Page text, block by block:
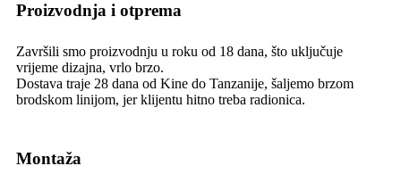
Proizvodnja i otprema
Završili smo proizvodnju u roku od 18 dana, što uključuje
vrijeme dizajna, vrlo brzo.
Dostava traje 28 dana od Kine do Tanzanije, šaljemo brzom
brodskom linijom, jer klijentu hitno treba radionica.
Montaža